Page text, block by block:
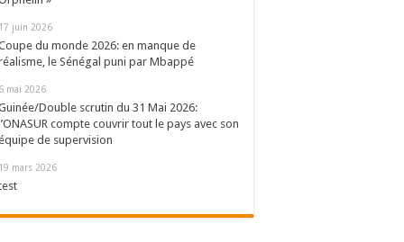
juin 2026
du monde 2026: en manque de
le Sénégal puni par Mbappé
mai 2026
Double scrutin du 31 Mai 2026:
compte couvrir tout le pays avec son
de supervision
mars 2026